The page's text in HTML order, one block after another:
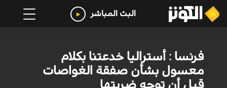
البث المباشر
فرنسا : أستراليا خدعتنا بكلام
معسول بشأن صفقة الغواصات
قبل أن توجه ضربتها